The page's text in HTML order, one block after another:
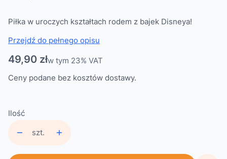
Piłka w uroczych kształtach rodem z bajek Disneya!
Przejdź do pełnego opisu
Cena
49,90 złw tym 23% VAT
w tym 23% VAT
Ceny podane bez kosztów dostawy.
Ilość
szt.